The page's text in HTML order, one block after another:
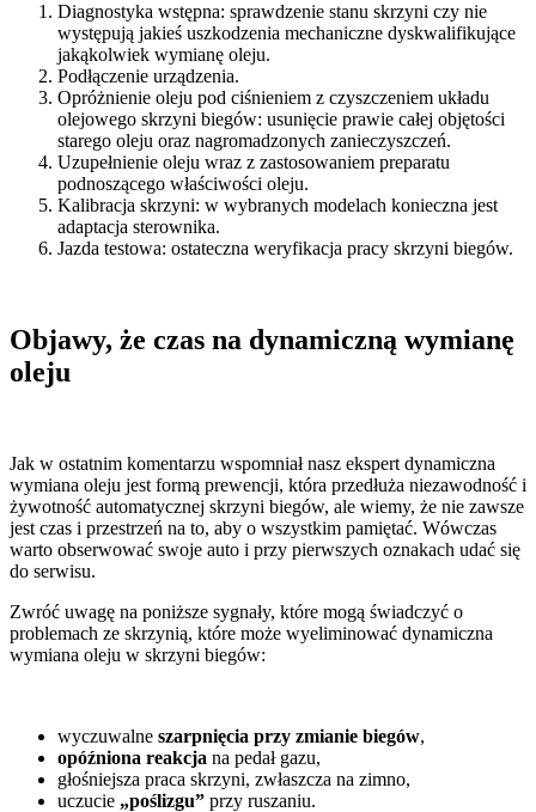
Diagnostyka wstępna: sprawdzenie stanu skrzyni czy nie
występują jakieś uszkodzenia mechaniczne dyskwalifikujące
jakąkolwiek wymianę oleju.
Podłączenie urządzenia.
Opróżnienie oleju pod ciśnieniem z czyszczeniem układu
olejowego skrzyni biegów: usunięcie prawie całej objętości
starego oleju oraz nagromadzonych zanieczyszczeń.
Uzupełnienie oleju wraz z zastosowaniem preparatu
podnoszącego właściwości oleju.
Kalibracja skrzyni: w wybranych modelach konieczna jest
adaptacja sterownika.
Jazda testowa: ostateczna weryfikacja pracy skrzyni biegów.
Objawy, że czas na dynamiczną wymianę
oleju
Jak w ostatnim komentarzu wspomniał nasz ekspert dynamiczna
wymiana oleju jest formą prewencji, która przedłuża niezawodność i
żywotność automatycznej skrzyni biegów, ale wiemy, że nie zawsze
jest czas i przestrzeń na to, aby o wszystkim pamiętać. Wówczas
warto obserwować swoje auto i przy pierwszych oznakach udać się
do serwisu.
Zwróć uwagę na poniższe sygnały, które mogą świadczyć o
problemach ze skrzynią, które może wyeliminować dynamiczna
wymiana oleju w skrzyni biegów:
wyczuwalne szarpnięcia przy zmianie biegów,
opóźniona reakcja na pedał gazu,
głośniejsza praca skrzyni, zwłaszcza na zimno,
uczucie „poślizgu” przy ruszaniu.